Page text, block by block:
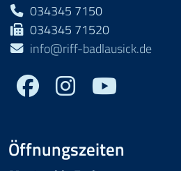
034345 7150
034345 71520
info@riff-badlausick.de
Facebook
Öffnungszeiten